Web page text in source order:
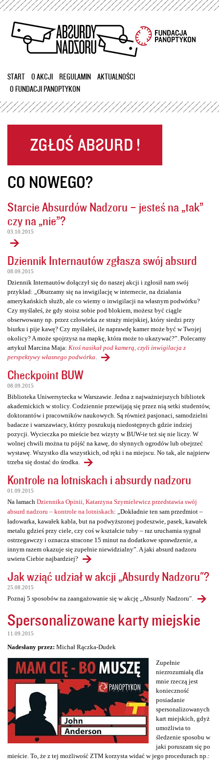
Przejdź
treści
START O AKCJI REGULAMIN
AKTUALNOŚCI
O FUNDACJI PANOPTYKON
CO NOWEGO?
Starcie Absurdów Nadzoru – jesteś na „tak”
czy na „nie”?
03.10.2015
Dziennik Internautów zgłasza swój absurd
08.09.2015
Dziennik Internautów dołączył się do naszej akcji i zgłosił nam swój
przykład: „Oburzamy się na inwigilację w internecie, na działania
amerykańskich służb, ale co wiemy o inwigilacji na własnym podwórku?
Czy myślałeś, że gdy stoisz sobie pod blokiem, możesz być ciągle
obserwowany np. przez człowieka ze straży miejskiej, który siedzi przy
biurku i pije kawę? Czy myślałeś, ile naprawdę kamer może być w Twojej
okolicy? A może spojrzysz na mapkę, która może to ukazywać?”. Polecamy
artykuł Marcina Maja: Ktoś nasikał pod kamerą, czyli inwigilacja z
perspektywy własnego podwórka
Checkpoint BUW
08.09.2015
Biblioteka Uniwersytecka w Warszawie. Jedna z najważniejszych bibliotek
akademickich w stolicy. Codziennie przewijają się przez nią setki studentów,
doktorantów i pracowników naukowych. Są również pasjonaci, samodzielni
badacze i warszawiacy, którzy poszukują niedostępnych gdzie indziej
pozycji. Wycieczka po mieście bez wizyty w BUW-ie też się nie liczy. W
wolnej chwili można tu pójść na kawę, do słynnych ogrodów lub obejrzeć
wystawę. Wszystko dla wszystkich, od ręki i na miejscu. No tak, ale najpierw
trzeba się dostać do środka.
Kontrole na lotniskach i absurdy nadzoru
01.09.2015
Na łamach Dziennika Opinii, Katarzyna Szymielewicz przedstawia swój
absurd nadzoru – kontrole na lotniskach: „Dokładnie ten sam przedmiot –
ładowarka, kawałek kabla, but na podwyższonej podeszwie, pasek, kawałek
metalu gdzieś przy ciele, czy coś w kształcie tuby – raz uruchamia sygnał
ostrzegawczy i oznacza stracone 15 minut na dodatkowe sprawdzenie, a
innym razem okazuje się zupełnie niewidzialny”. A jaki absurd nadzoru
uwiera Ciebie najbardziej?
Jak wziąć udział w akcji „Absurdy Nadzoru"?
25.08.2015
Poznaj 5 sposobów na zaangażowanie się w akcję „Absurdy Nadzoru".
Spersonalizowane karty miejskie
11.09.2015
Nadesłany przez: Michał Rączka-Dudek
Zupełnie
niezrozumiałą dla
mnie rzeczą jest
konieczność
posiadanie
spersonalizowanych
kart miejskich, gdyż
umożliwia to
śledzenie sposobu w
jaki poruszam się po
mieście. To, że z tej możliwość ZTM korzysta widać w jego procedurach np.: